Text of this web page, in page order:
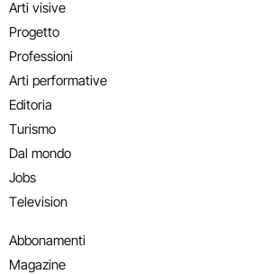
Arti visive
Progetto
Professioni
Arti performative
Editoria
Turismo
Dal mondo
Jobs
Television
Abbonamenti
Magazine